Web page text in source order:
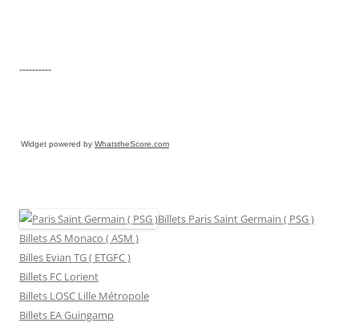
----------
Widget powered by WhatstheScore.com
Billets Paris Saint Germain ( PSG )
Billets AS Monaco ( ASM )
Billes Evian TG ( ETGFC )
Billets FC Lorient
Billets LOSC Lille Métropole
Billets EA Guingamp